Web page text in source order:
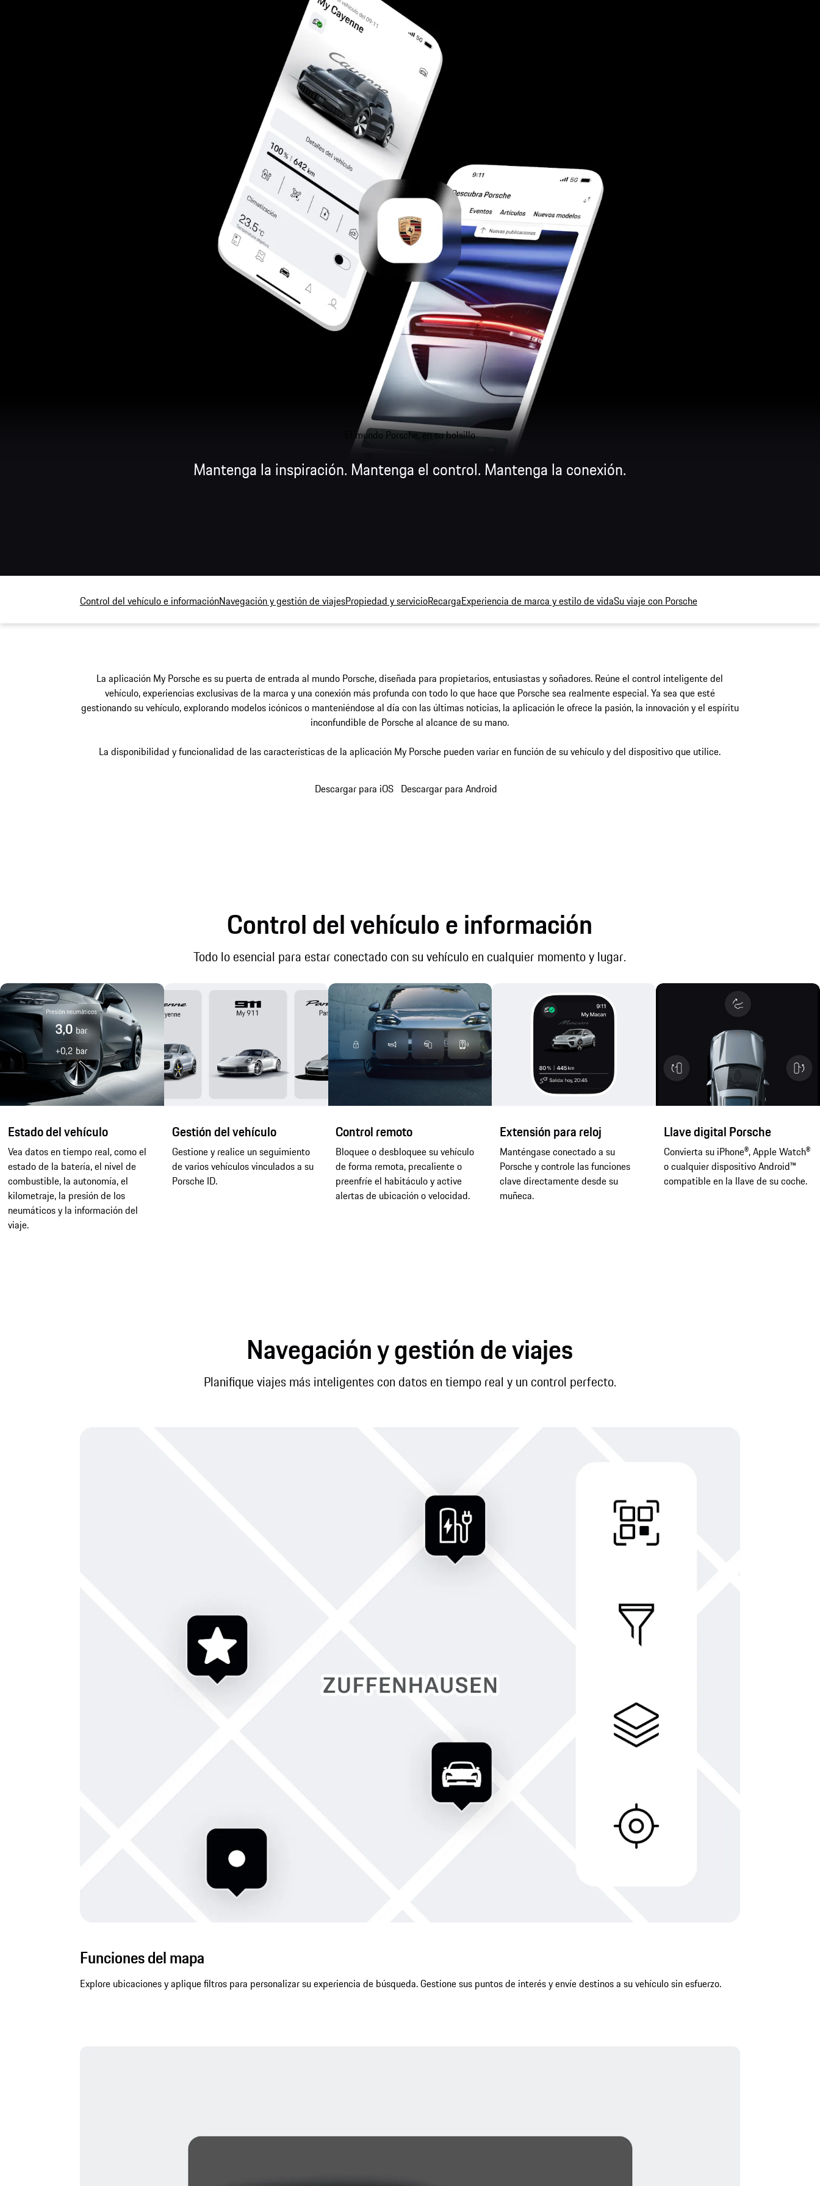
El mundo Porsche, en su bolsillo
Mantenga la inspiración. Mantenga el control. Mantenga la conexión.
Control del vehículo e informaciónNavegación y gestión de viajesPropiedad y servicioRecargaExperiencia de marca y estilo de vidaSu viaje con Porsche
La aplicación My Porsche es su puerta de entrada al mundo Porsche, diseñada para propietarios, entusiastas y soñadores. Reúne el control inteligente del
vehículo, experiencias exclusivas de la marca y una conexión más profunda con todo lo que hace que Porsche sea realmente especial. Ya sea que esté
gestionando su vehículo, explorando modelos icónicos o manteniéndose al día con las últimas noticias, la aplicación le ofrece la pasión, la innovación y el espíritu
inconfundible de Porsche al alcance de su mano.
La disponibilidad y funcionalidad de las características de la aplicación My Porsche pueden variar en función de su vehículo y del dispositivo que utilice.
Descargar para iOS Descargar para Android
Control del vehículo e información
Todo lo esencial para estar conectado con su vehículo en cualquier momento y lugar.
Estado del vehículo
Vea datos en tiempo real, como el
estado de la batería, el nivel de
combustible, la autonomía, el
kilometraje, la presión de los
neumáticos y la información del
viaje.
Gestión del vehículo
Gestione y realice un seguimiento
de varios vehículos vinculados a su
Porsche ID.
Control remoto
Bloquee o desbloquee su vehículo
de forma remota, precaliente o
preenfríe el habitáculo y active
alertas de ubicación o velocidad.
Extensión para reloj
Manténgase conectado a su
Porsche y controle las funciones
clave directamente desde su
muñeca.
Llave digital Porsche
Convierta su iPhone®, Apple Watch®
o cualquier dispositivo Android™
compatible en la llave de su coche.
Navegación y gestión de viajes
Planifique viajes más inteligentes con datos en tiempo real y un control perfecto.
Funciones del mapa
Explore ubicaciones y aplique filtros para personalizar su experiencia de búsqueda. Gestione sus puntos de interés y envíe destinos a su vehículo sin esfuerzo.